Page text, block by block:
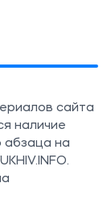
сайта
наличие
абзаца на